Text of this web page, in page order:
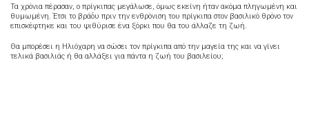
Τα χρόνια πέρασαν, ο πρίγκιπας μεγάλωσε, όμως εκείνη ήταν ακόμα πληγωμένη και
θυμωμένη. Έτσι το βράδυ πριν την ενθρόνιση του πρίγκιπα στον βασιλικό θρόνο τον
επισκέφτηκε και του ψιθύρισε ένα ξόρκι που θα του άλλαζε τη ζωή.
Θα μπορέσει η Ηλιόχαρη να σώσει τον πρίγκιπα από την μαγεία της και να γίνει
τελικά βασιλιάς ή θα αλλάξει για πάντα η ζωή του βασιλείου;